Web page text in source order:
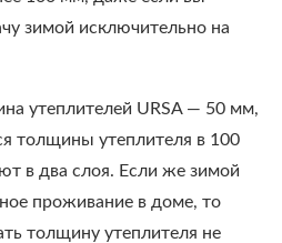
зимой исключительно на
утеплителей URSA — 50 мм,
толщины утеплителя в 100
в два слоя. Если же зимой
проживание в доме, то
толщину утеплителя не